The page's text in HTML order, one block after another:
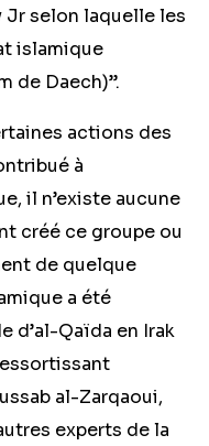
Jr selon laquelle les
islamique
de Daech)”.
actions des
à
il n’existe aucune
créé ce groupe ou
de quelque
a été
d’al-Qaïda en Irak
al-Zarqaoui,
experts de la